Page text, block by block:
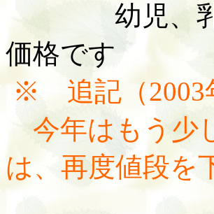
幼児、乳
価格です
※ 追記（2003
今年はもう少
は、再度値段を